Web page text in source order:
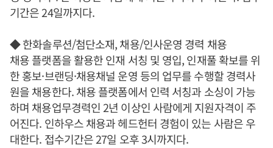
기간은 24일까지다.
◆ 한화솔루션/첨단소재, 채용/인사운영 경력 채용
채용 플랫폼을 활용한 인재 서칭 및 영입, 인재풀 확보를 위
한 홍보·브랜딩·채용채널 운영 등의 업무를 수행할 경력사
원을 채용한다. 채용 플랫폼에서 인력 서칭과 소싱이 가능
하며 채용업무경력인 2년 이상인 사람에게 지원자격이 주
어진다. 인하우스 채용과 헤드헌터 경험이 있는 사람은 우
대한다. 접수기간은 27일 오후 3시까지다.